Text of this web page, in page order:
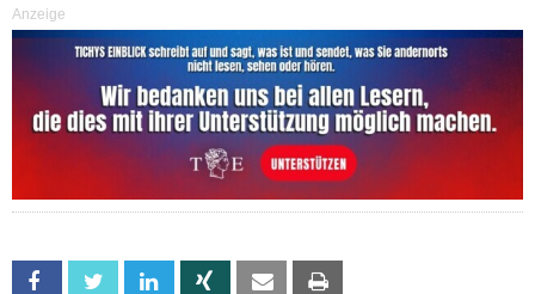
Anzeige
Facebook Twitter Linkedin Xing Email